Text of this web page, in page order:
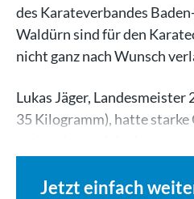
des Karateverbandes
Waldürn sind für den
nicht ganz nach Wunsch
Lukas Jäger, Landesmeister
35 Kilogramm), hatte starke
Jetzt einfach